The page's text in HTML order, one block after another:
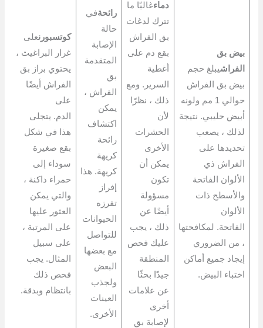
بيض بق
الفراشيبلغ حجم
بيض بق الفراش
حوالي 1 مم ولونه
أبيض حليبي. نتيجة
لذلك ، يصعب
تحديدها على
الفراش ذي
الألوان الفاتحة
والأسطح ذات
الألوان
الفاتحة. لمكافحتها
، من الضروري
إيجاد جميع أماكن
اختباء البيض.
دماءغالبًا ما
تترك لدغات
بق الفراش
بقع دم على
أغطية
السرير. ومع
ذلك ، نظرًا
لأن
الحشرات
الأخرى
يمكن أن
تكون
مسؤولة
أيضًا عن
ذلك ، يجب
عليك فحص
المنطقة
جيدًا بحثًا
عن علامات
أخرى
لإصابة بق
رائحةفي
حالة
الإصابة
المتقدمة
بق
الفراش ،
يمكن
اكتشاف
رائحة
كريهة
كريهة. هذا
إفراز
تفرزه
الحيوانات
للتواصل
مع بعضها
البعض
ولجذب
العينات
الأخرى.
كوتسبورنعلى
غرار البراغيث ،
يحتوي براز بق
الفراش أيضًا
على
الدم. يتجلى
هذا في شكل
بقع صغيرة
سوداء إلى
حمراء داكنة ،
والتي يمكن
العثور عليها
على المرتبة ،
على سبيل
المثال. يجب
فحص ذلك
بانتظام وبدقة.